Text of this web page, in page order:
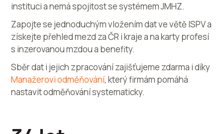
instituci a nemá spojitost se systémem JMHZ.
Zapojte se jednoduchým vložením dat ve větě ISPV a
získejte přehled mezd za ČR i kraje a na karty profesí
s inzerovanou mzdou a benefity.
Sběr dat i jejich zpracování zajišťujeme zdarma i díky
Manažerovi odměňování, který firmám pomáhá
nastavit odměňování systematicky.